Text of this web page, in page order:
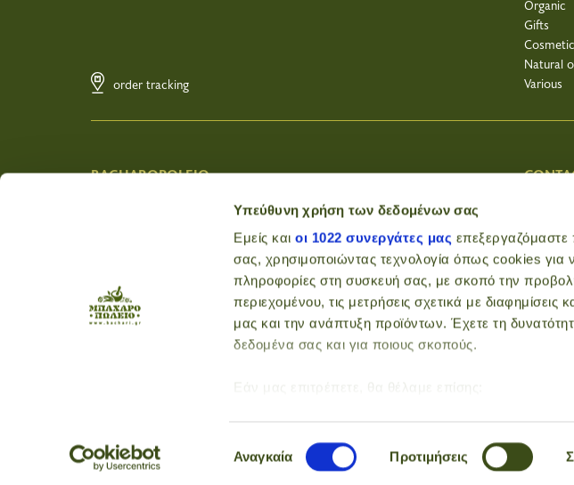
Υπεύθυνη χρήση των δεδομένων σας
Εμείς καιοι 1022 συνεργάτες μας
σας, χρησιμοποιώντας τεχνολογία όπως cookies
πληροφορίες στη συσκευή σας, με σκοπό την
περιεχομένου, τις μετρήσεις σχετικά με διαφημίσεις
μας και την ανάπτυξη προϊόντων. Έχετε τη
δεδομένα σας και για ποιους σκοπούς.
Να αναγνωρίσουμε τη συσκευή σας
(δακτυλικό αποτύπωμα)
συγκατάθεσης
Αναγκαία Προτιμήσεις
order tracking
Organic
Gifts
Natural
Various
BACHAROPOLEIO
Recipes
Contact
Terms of Use
Greece
2810
VAT